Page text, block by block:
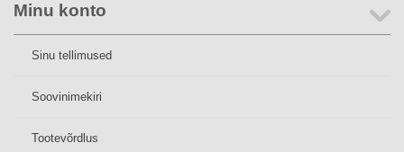
Minu konto
Sinu tellimused
Soovinimekiri
Tootevõrdlus